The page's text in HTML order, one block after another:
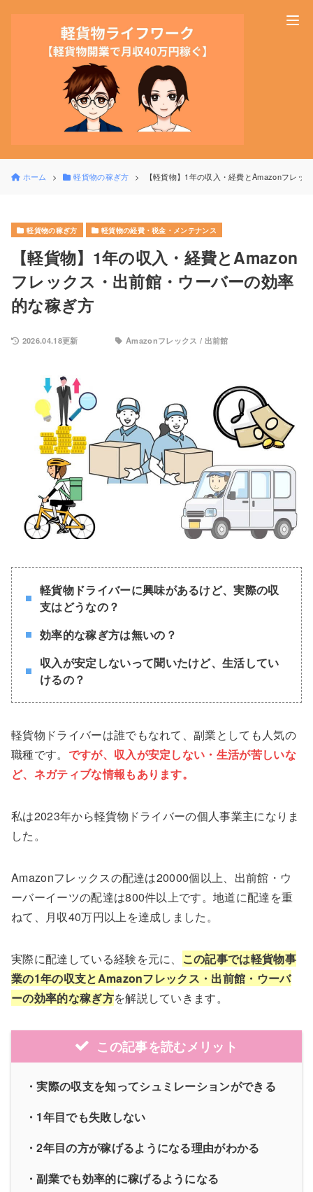
ホーム 軽貨物の稼ぎ方 【軽貨物】1年の収入・経費とAmazonフレッ
軽貨物の稼ぎ方 軽貨物の経費・税金・メンテナンス
【軽貨物】1年の収入・経費とAmazon
フレックス・出前館・ウーバーの効率
的な稼ぎ方
2026.04.18更新 Amazonフレックス / 出前館
軽貨物ドライバーに興味があるけど、実際の収
支はどうなの？
効率的な稼ぎ方は無いの？
収入が安定しないって聞いたけど、生活してい
けるの？
軽貨物ドライバーは誰でもなれて、副業としても人気の
職種です。 ですが、収入が安定しない・生活が苦しいな
ど、ネガティブな情報もあります。
私は2023年から軽貨物ドライバーの個人事業主になりま
した。
Amazonフレックスの配達は20000個以上、出前館・ウ
ーバーイーツの配達は800件以上です。地道に配達を重
ねて、月収40万円以上を達成しました。
実際に配達している経験を元に、 この記事では軽貨物事
業の1年の収支とAmazonフレックス・出前館・ウーバ
ーの効率的な稼ぎ方を解説していきます。
この記事を読むメリット
・実際の収支を知ってシュミレーションができる
・1年目でも失敗しない
・2年目の方が稼げるようになる理由がわかる
・副業でも効率的に稼げるようになる